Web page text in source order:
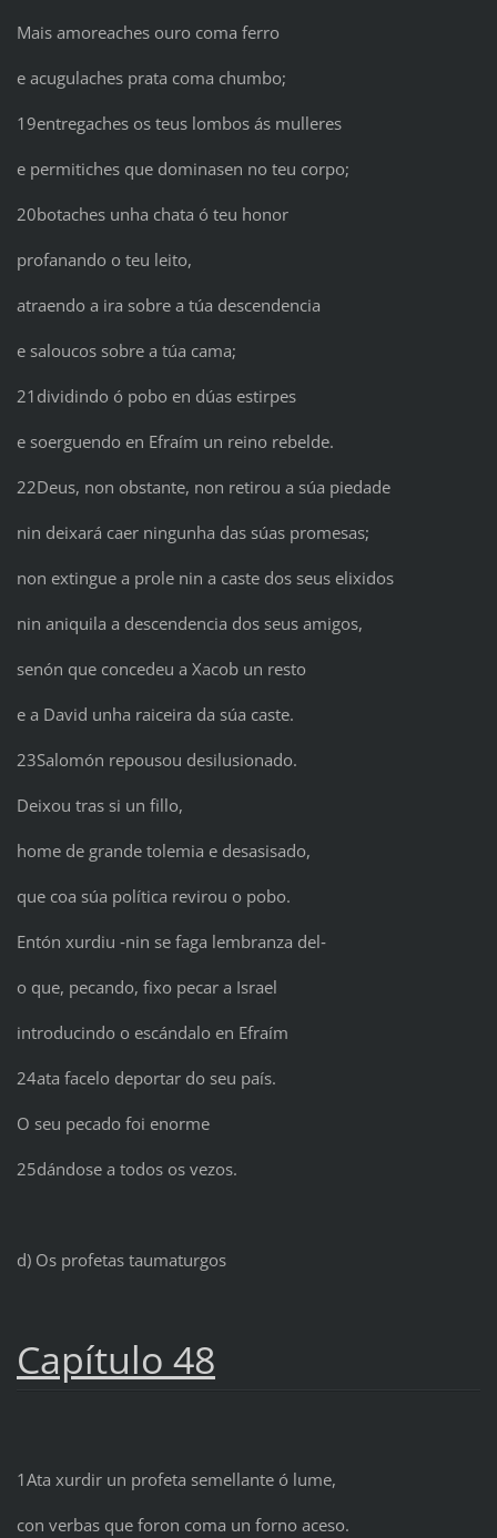
Mais amoreaches ouro coma ferro
e acugulaches prata coma chumbo;
19entregaches os teus lombos ás mulleres
e permitiches que dominasen no teu corpo;
20botaches unha chata ó teu honor
profanando o teu leito,
atraendo a ira sobre a túa descendencia
e saloucos sobre a túa cama;
21dividindo ó pobo en dúas estirpes
e soerguendo en Efraím un reino rebelde.
22Deus, non obstante, non retirou a súa piedade
nin deixará caer ningunha das súas promesas;
non extingue a prole nin a caste dos seus elixidos
nin aniquila a descendencia dos seus amigos,
senón que concedeu a Xacob un resto
e a David unha raiceira da súa caste.
23Salomón repousou desilusionado.
Deixou tras si un fillo,
home de grande tolemia e desasisado,
que coa súa política revirou o pobo.
Entón xurdiu ‑nin se faga lembranza del‑
o que, pecando, fixo pecar a Israel
introducindo o escándalo en Efraím
24ata facelo deportar do seu país.
O seu pecado foi enorme
25dándose a todos os vezos.
d) Os profetas taumaturgos
Capítulo 48
1Ata xurdir un profeta semellante ó lume,
con verbas que foron coma un forno aceso.